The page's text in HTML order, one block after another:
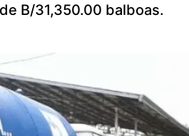
B/31,350.00 balboas.